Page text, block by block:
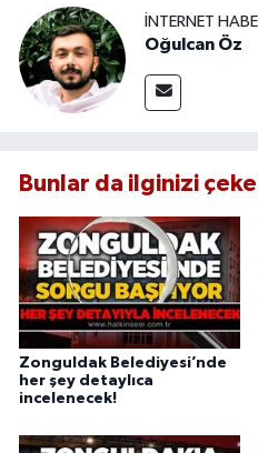
İNTERNET
Oğulcan Öz
Bunlar da ilginizi
Zonguldak Belediyesi’nde
her şey detaylıca
incelenecek!